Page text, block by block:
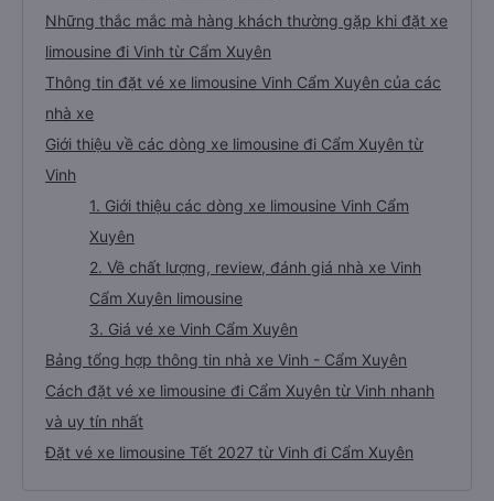
Những thắc mắc mà hàng khách thường gặp khi đặt xe
limousine đi Vinh từ Cẩm Xuyên
Thông tin đặt vé xe limousine Vinh Cẩm Xuyên của các
nhà xe
Giới thiệu về các dòng xe limousine đi Cẩm Xuyên từ
Vinh
1. Giới thiệu các dòng xe limousine Vinh Cẩm
Xuyên
2. Về chất lượng, review, đánh giá nhà xe Vinh
Cẩm Xuyên limousine
3. Giá vé xe Vinh Cẩm Xuyên
Bảng tổng hợp thông tin nhà xe Vinh - Cẩm Xuyên
Cách đặt vé xe limousine đi Cẩm Xuyên từ Vinh nhanh
và uy tín nhất
Đặt vé xe limousine Tết 2027 từ Vinh đi Cẩm Xuyên